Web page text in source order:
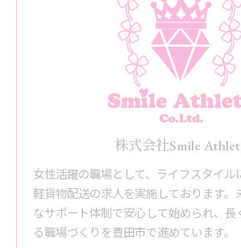
株式会社Smile
女性活躍の職場として、ライフスタイル
軽貨物配送の求人を実施しております。
なサポート体制で安心して始められ、長
る職場づくりを豊田市で進めています。